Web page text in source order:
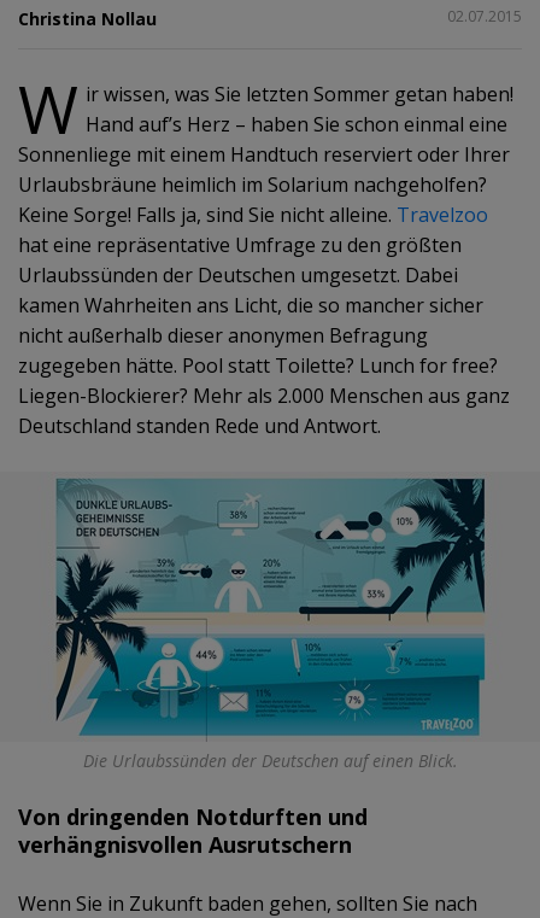
Christina Nollau 02.07.2015
W ir wissen, was Sie letzten Sommer getan haben!
Hand auf’s Herz – haben Sie schon einmal eine
Sonnenliege mit einem Handtuch reserviert oder Ihrer
Urlaubsbräune heimlich im Solarium nachgeholfen?
Keine Sorge! Falls ja, sind Sie nicht alleine. Travelzoo
hat eine repräsentative Umfrage zu den größten
Urlaubssünden der Deutschen umgesetzt. Dabei
kamen Wahrheiten ans Licht, die so mancher sicher
nicht außerhalb dieser anonymen Befragung
zugegeben hätte. Pool statt Toilette? Lunch for free?
Liegen-Blockierer? Mehr als 2.000 Menschen aus ganz
Deutschland standen Rede und Antwort.
Die Urlaubssünden der Deutschen auf einen Blick.
Von dringenden Notdurften und
verhängnisvollen Ausrutschern
Wenn Sie in Zukunft baden gehen, sollten Sie nach